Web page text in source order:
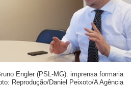
Engler (PSL-MG): imprensa formaria
Reprodução/Daniel Peixoto/A Agência